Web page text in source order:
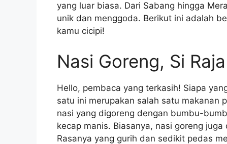
yang luar biasa. Dari Sabang hingga
unik dan menggoda. Berikut ini adalah
kamu cicipi!
Nasi Goreng, Si
Hello, pembaca yang terkasih! Siapa
satu ini merupakan salah satu makanan
nasi yang digoreng dengan bumbu-
kecap manis. Biasanya, nasi goreng
Rasanya yang gurih dan sedikit pedas